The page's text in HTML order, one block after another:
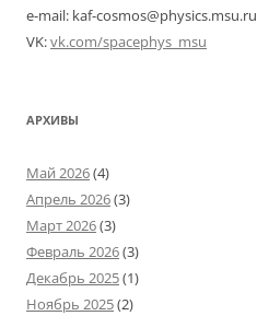
e-mail: kaf-cosmos@physics.msu.ru
VK:vk.com/spacephys_msu
АРХИВЫ
Май 2026(4)
Апрель 2026(3)
Март 2026(3)
Февраль 2026(3)
Декабрь 2025(1)
Ноябрь 2025(2)